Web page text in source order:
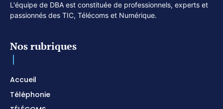
L'équipe de DBA est constituée de professionnels, experts et
passionnés des TIC, Télécoms et Numérique.
Nos rubriques
Accueil
Téléphonie